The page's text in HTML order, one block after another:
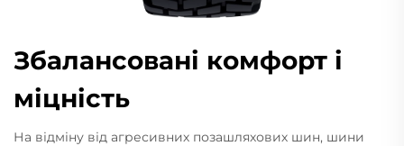
Збалансовані комфорт і
міцність
На відміну від агресивних позашляхових шин, шини